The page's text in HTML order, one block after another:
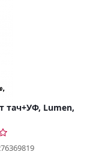
тач+УФ, Lumen,